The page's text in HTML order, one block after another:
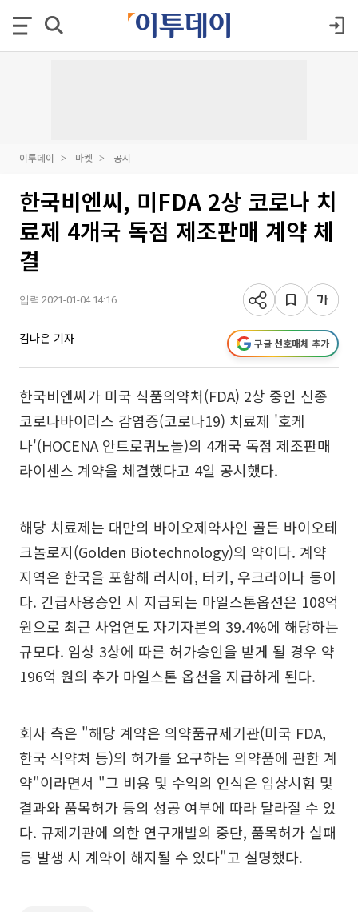
이투데이 마켓 공시
한국비엔씨, 미FDA 2상 코로나 치
료제 4개국 독점 제조판매 계약 체
결
입력 2021-01-04 14:16
김나은 기자 구글 선호매체 추가
한국비엔씨가 미국 식품의약처(FDA) 2상 중인 신종
코로나바이러스 감염증(코로나19) 치료제 '호케
나'(HOCENA 안트로퀴노놀)의 4개국 독점 제조판매
라이센스 계약을 체결했다고 4일 공시했다.
해당 치료제는 대만의 바이오제약사인 골든 바이오테
크놀로지(Golden Biotechnology)의 약이다. 계약
지역은 한국을 포함해 러시아, 터키, 우크라이나 등이
다. 긴급사용승인 시 지급되는 마일스톤옵션은 108억
원으로 최근 사업연도 자기자본의 39.4%에 해당하는
규모다. 임상 3상에 따른 허가승인을 받게 될 경우 약
196억 원의 추가 마일스톤 옵션을 지급하게 된다.
회사 측은 "해당 계약은 의약품규제기관(미국 FDA,
한국 식약처 등)의 허가를 요구하는 의약품에 관한 계
약"이라면서 "그 비용 및 수익의 인식은 임상시험 및
결과와 품목허가 등의 성공 여부에 따라 달라질 수 있
다. 규제기관에 의한 연구개발의 중단, 품목허가 실패
등 발생 시 계약이 해지될 수 있다"고 설명했다.